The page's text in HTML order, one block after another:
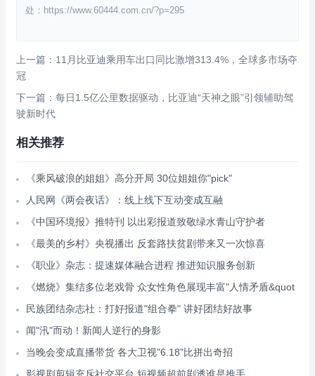
处：https://www.60444.com.cn/?p=295
上一篇：11月比亚迪乘用车出口同比激增313.4%，全球多市场夺
冠
下一篇：每日1.5亿公里数据驱动，比亚迪“天神之眼”引领辅助驾
驶新时代
相关推荐
《乘风破浪的姐姐》高分开局 30位姐姐你"pick"
人民网《两会夜话》：线上线下互动变成互融
《中国环境报》推特刊 以出彩报道致敬绿水青山守护者
《最美的乡村》央视播出 反套路扶贫剧带来又一次惊喜
《职业》杂志：提速媒体融合进程 推进知识服务创新
《燃烧》集结多位老戏骨 众女性角色展现丰富"人情矛盾&quot
民族团结杂志社：打好报道"组合拳" 讲好团结好故事
闻"汛"而动！新闻人逆行的身影
当晚会变成直播带货 各大卫视"6.18"比拼出奇招